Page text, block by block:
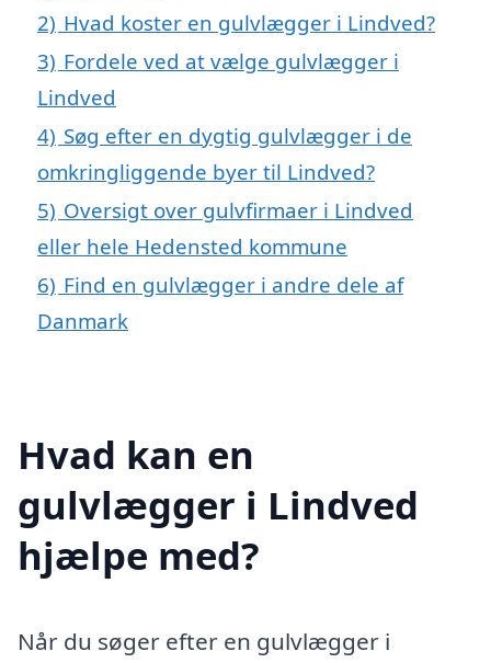
2) Hvad koster en gulvlægger i Lindved?
3) Fordele ved at vælge gulvlægger i
Lindved
4) Søg efter en dygtig gulvlægger i de
omkringliggende byer til Lindved?
5) Oversigt over gulvfirmaer i Lindved
eller hele Hedensted kommune
6) Find en gulvlægger i andre dele af
Danmark
Hvad kan en
gulvlægger i Lindved
hjælpe med?
Når du søger efter en gulvlægger i